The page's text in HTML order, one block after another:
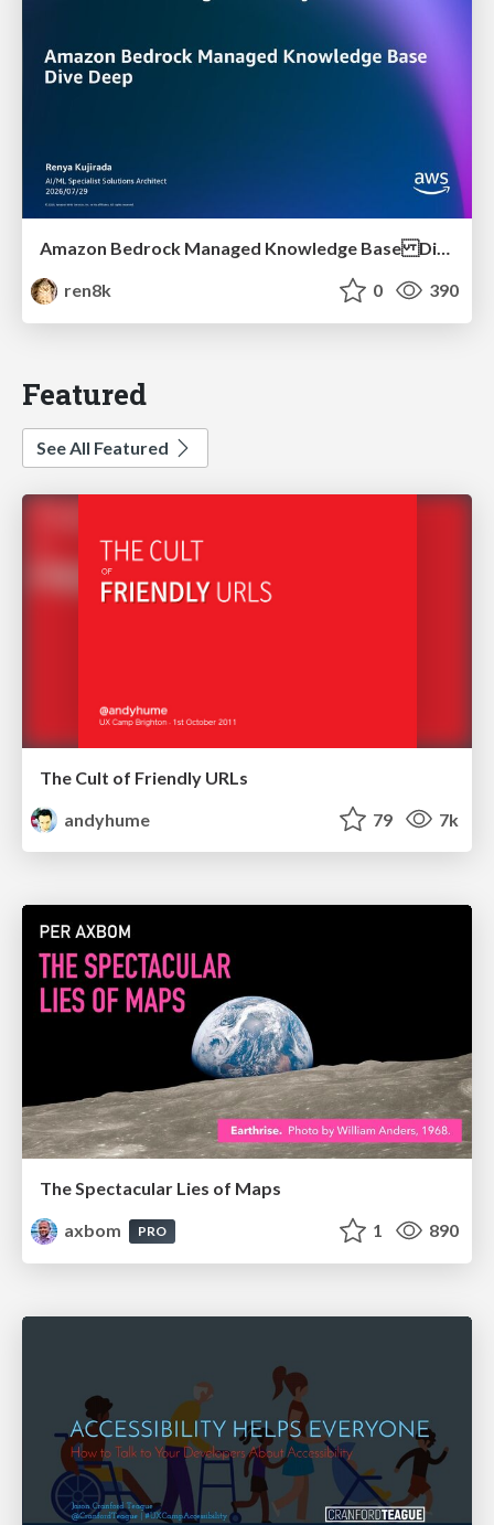
Amazon Bedrock Managed Knowledge Base Dive Deep
ren8k
0 390
Featured
See All Featured
The Cult of Friendly URLs
andyhume
79 7k
The Spectacular Lies of Maps
axbom
PRO 1 890